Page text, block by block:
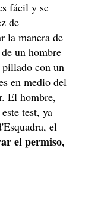
fácil y se
de
la manera de
un hombre
con un
en medio del
El hombre,
test, ya
el
el permiso,